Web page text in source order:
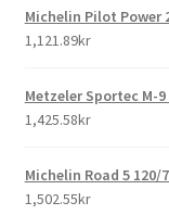
Michelin Pilot Power
1,121.89kr
Metzeler Sportec M-9
1,425.58kr
Michelin Road 5 120/
1,502.55kr